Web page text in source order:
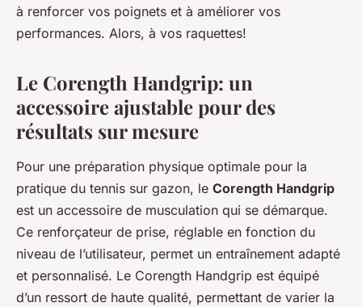
à renforcer vos poignets et à améliorer vos
performances. Alors, à vos raquettes!
Le Corength Handgrip: un
accessoire ajustable pour des
résultats sur mesure
Pour une préparation physique optimale pour la
pratique du tennis sur gazon, le Corength Handgrip
est un accessoire de musculation qui se démarque.
Ce renforçateur de prise, réglable en fonction du
niveau de l’utilisateur, permet un entraînement adapté
et personnalisé. Le Corength Handgrip est équipé
d’un ressort de haute qualité, permettant de varier la